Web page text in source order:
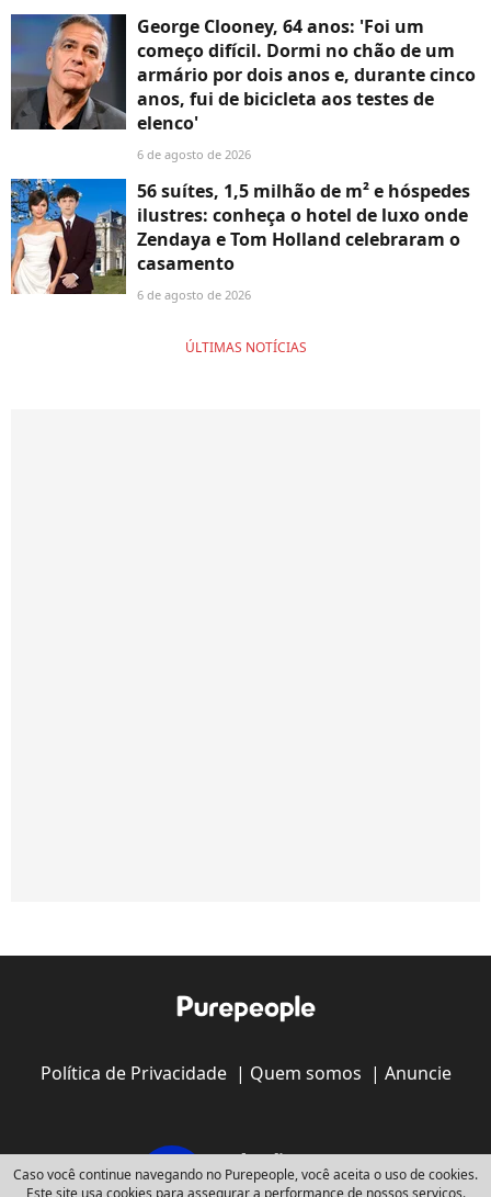
George Clooney, 64 anos: 'Foi um
começo difícil. Dormi no chão de um
armário por dois anos e, durante cinco
anos, fui de bicicleta aos testes de
elenco'
6 de agosto de 2026
56 suítes, 1,5 milhão de m² e hóspedes
ilustres: conheça o hotel de luxo onde
Zendaya e Tom Holland celebraram o
casamento
6 de agosto de 2026
ÚLTIMAS NOTÍCIAS
Política de Privacidade| Quem somos | Anuncie
Caso você continue navegando no Purepeople, você aceita o uso de cookies.
Este site usa cookies para assegurar a performance de nossos serviços.